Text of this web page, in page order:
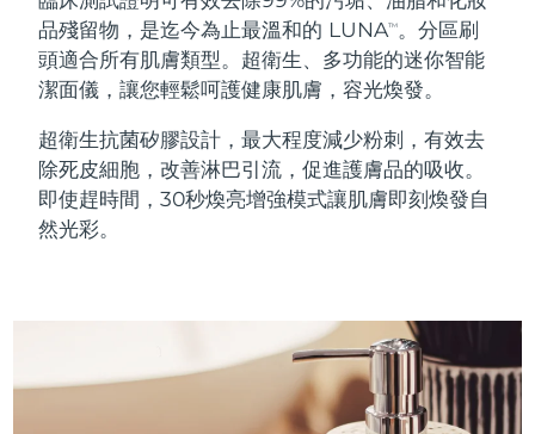
品殘留物，是迄今為止最溫和的 LUNATM 。分區刷
頭適合所有肌膚類型。超衛生、多功能的迷你智能
潔面儀，讓您輕鬆呵護健康肌膚，容光煥發。
超衛生抗菌矽膠設計，最大程度減少粉刺，有效去
除死皮細胞，改善淋巴引流，促進護膚品的吸收。
即使趕時間，30秒煥亮增強模式讓肌膚即刻煥發自
然光彩。
Anti-aging massage
LUNA™ 4 Plus
Massage, LED heating
LUNA™ 4 mini
For young skin, T-zone
Microcurrent toning
BEAR™ 2 go
Microcurrent toning on-the-go
面部提拉護理
Premium anti-aging skincare
補水保濕
UFO™ 3 套裝
Deep facial hydration
UFO™ 3 mini
Red light therapy device for young skin
口腔護理
issa™ 4
Hybrid silicone sonic toothbrush
issa™ 4 smile
Hybrid silicone sonic toothbrush
FAQ™ 抗老護理
FAQ™ 101
Clinical anti-aging
FAQ™ 201
NEW
百慕達 預計送達日期 16/08/2026
波士尼亞與赫塞哥維納 預計送達日期13/08/2026
汶萊 預計送達日期 15/08/2026
保加利亞 預計送達日期10/08/2026
加拿大
預計送達日期10/08/2026
預計送達日期14/08/2026